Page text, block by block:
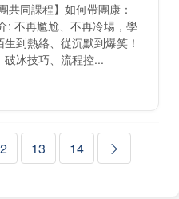
共同課程】如何帶團康：
: 不再尷尬、不再冷場，學
到熱絡、從沉默到爆笑！
冰技巧、流程控...
13 14